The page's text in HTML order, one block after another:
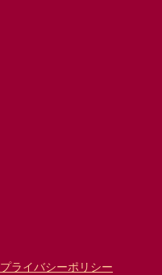
プライバシーポリシー